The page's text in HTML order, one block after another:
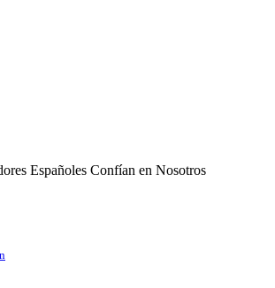
Españoles Confían en Nosotros